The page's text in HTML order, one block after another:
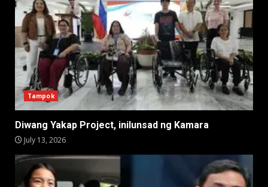
Tampok
Diwang Yakap Project, inilunsad ng Kamara
July 13, 2026